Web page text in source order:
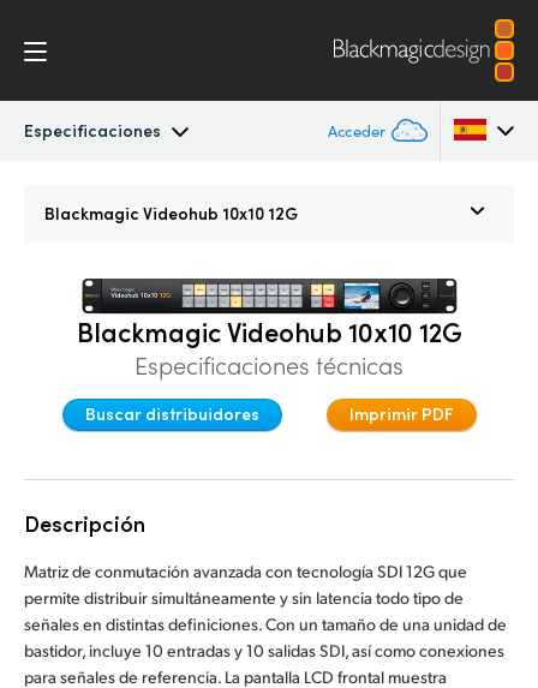
Especificaciones Acceder
Especificaciones
Austria
Canada
Germany
Blackmagic Videohub 10x10 12G
Blackmagic Videohub 10x10 12G
Especificaciones técnicas
Buscar distribuidores Imprimir PDF
Descripción
Matriz de conmutación avanzada con tecnología SDI 12G que
permite distribuir simultáneamente y sin latencia todo tipo de
señales en distintas definiciones. Con un tamaño de una unidad de
bastidor, incluye 10 entradas y 10 salidas SDI, así como conexiones
para señales de referencia. La pantalla LCD frontal muestra